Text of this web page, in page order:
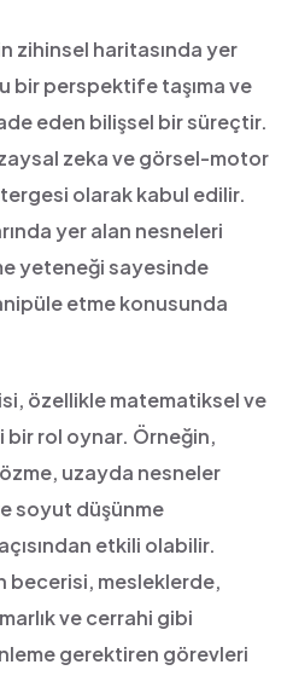
zihinsel haritasında yer
bir perspektife taşıma ve
eden bilişsel bir süreçtir.
zeka ve görsel-motor
olarak kabul edilir.
yer alan nesneleri
yeteneği sayesinde
etme konusunda
özellikle matematiksel ve
bir rol oynar. Örneğin,
uzayda nesneler
soyut düşünme
etkili olabilir.
becerisi, mesleklerde,
ve cerrahi gibi
gerektiren görevleri